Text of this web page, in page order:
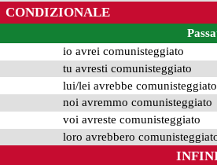
CONDIZIONALE
io avrei comunisteggiato
tu avresti comunisteggiato
lui/lei avrebbe comunisteggiato
noi avremmo comunisteggiato
voi avreste comunisteggiato
loro avrebbero